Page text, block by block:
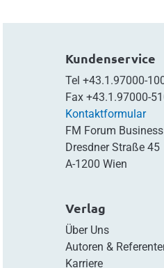
Kundenservice
Tel +43.1.97000-
Fax +43.1.97000-
Kontaktformular
FM Forum
Dresdner Straße 45
A-1200 Wien
Verlag
Über Uns
Autoren &
Karriere